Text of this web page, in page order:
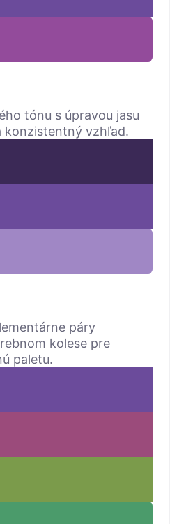
tónu s úpravou jasu
vzhľad.
páry
kolese pre
paletu.